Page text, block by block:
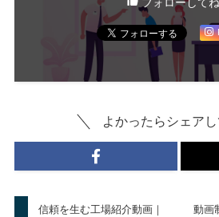
フォローしてね
よかったらシェアし
信頼を生む工場紹介動画｜
動画